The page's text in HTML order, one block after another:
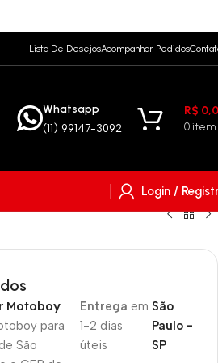
Lista De DesejosAcompanhar Pedidos
Whatsapp
(11) 99147-3092 0 item
R$
Login /
Motoboy
para
São
Entrega em
1-2 dias
úteis
São
Paulo -
SP